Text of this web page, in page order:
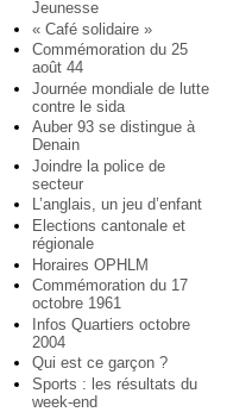
Jeunesse
« Café solidaire »
Commémoration du 25
août 44
Journée mondiale de lutte
contre le sida
Auber 93 se distingue à
Denain
Joindre la police de
secteur
L’anglais, un jeu d’enfant
Elections cantonale et
régionale
Horaires OPHLM
Commémoration du 17
octobre 1961
Infos Quartiers octobre
2004
Qui est ce garçon ?
Sports : les résultats du
week-end